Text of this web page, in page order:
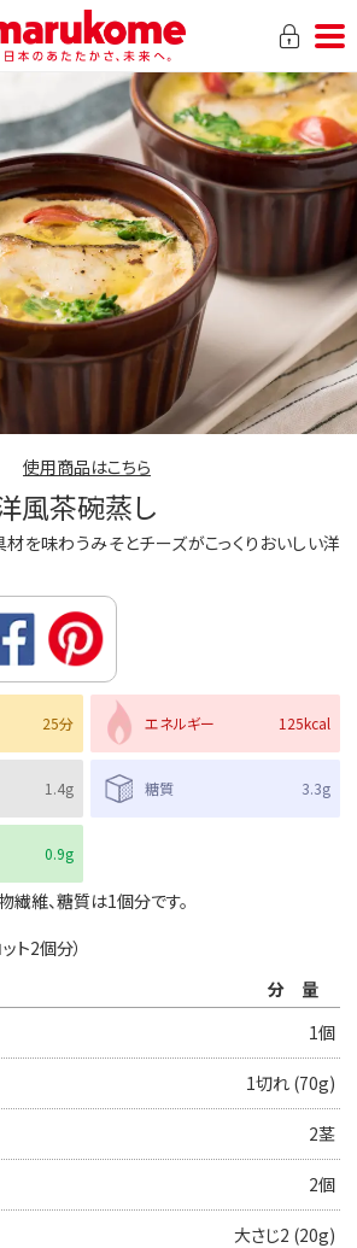
使用商品はこちら
風茶碗蒸し
材を味わうみそとチーズがこっくりおいしい洋
25分 エネルギー 125kcal
1.4g 糖質 3.3g
0.9g
繊維、糖質は1個分です。
ト2個分）
分量
1個
1切れ (70g)
2茎
2個
大さじ2 (20g)